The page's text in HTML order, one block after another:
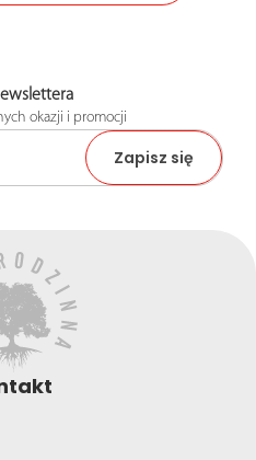
okazji i promocji